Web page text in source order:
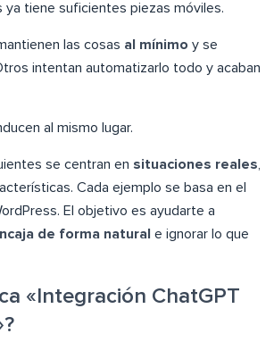
ya tiene suficientes piezas móviles.
las cosas al mínimo y se
intentan automatizarlo todo y acaban
al mismo lugar.
se centran en situaciones reales,
Cada ejemplo se basa en el
El objetivo es ayudarte a
de forma natural e ignorar lo que
«Integración ChatGPT